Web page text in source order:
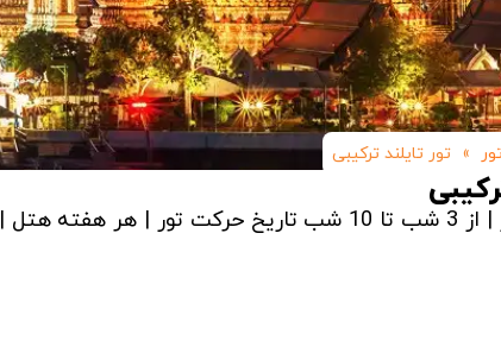
» تور تایلند ترکیبی
شب تاریخ حرکت تور | هر هفته هتل | 3 ستاره ، 4 ستاره ، 5 ستاره